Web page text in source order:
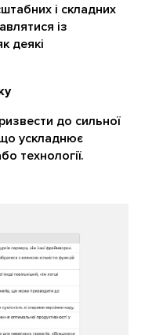
і складних
із
деякі
до сильної
ускладнює
технології.